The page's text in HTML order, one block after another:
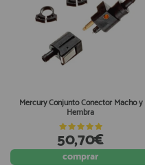
Mercury Conjunto Conector Macho y
Hembra
50,70€
comprar